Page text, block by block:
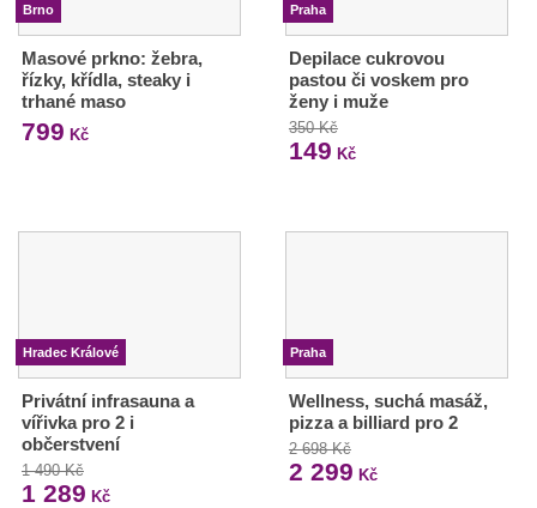
Brno
Masové prkno: žebra,
řízky, křídla, steaky i
trhané maso
799 Kč
Praha
Depilace cukrovou
pastou či voskem pro
ženy i muže
350 Kč
149 Kč
Hradec Králové
Privátní infrasauna a
vířivka pro 2 i
občerstvení
1 490 Kč
1 289 Kč
Praha
Wellness, suchá masáž,
pizza a billiard pro 2
2 698 Kč
2 299 Kč